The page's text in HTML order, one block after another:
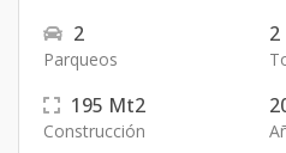
2
Parqueos
2
195 Mt2
Construcción